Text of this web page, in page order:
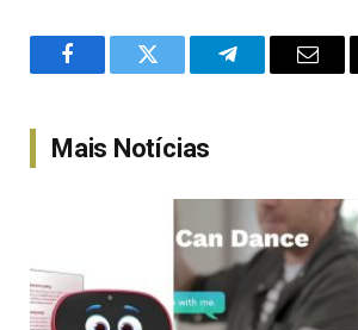
FacebookTwitter TelegramEmail
Mais Notícias